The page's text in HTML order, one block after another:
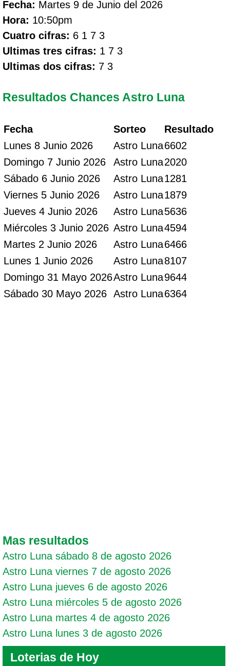
Fecha: Martes 9 de Junio del 2026
Hora: 10:50pm
Cuatro cifras: 6 1 7 3
Ultimas tres cifras: 1 7 3
Ultimas dos cifras: 7 3
Resultados Chances Astro Luna
Fecha Sorteo
Resultado
Lunes 8 Junio 2026
Astro Luna6602
Domingo 7 Junio 2026
Astro Luna2020
Sábado 6 Junio 2026
Astro Luna1281
Viernes 5 Junio 2026
Astro Luna1879
Jueves 4 Junio 2026
Astro Luna5636
Miércoles 3 Junio 2026 Astro Luna4594
Martes 2 Junio 2026
Astro Luna6466
Lunes 1 Junio 2026
Astro Luna8107
Domingo 31 Mayo 2026Astro Luna9644
Sábado 30 Mayo 2026 Astro Luna6364
Mas resultados
Astro Luna sábado 8 de agosto 2026
Astro Luna viernes 7 de agosto 2026
Astro Luna jueves 6 de agosto 2026
Astro Luna miércoles 5 de agosto 2026
Astro Luna martes 4 de agosto 2026
Astro Luna lunes 3 de agosto 2026
Loterias de Hoy